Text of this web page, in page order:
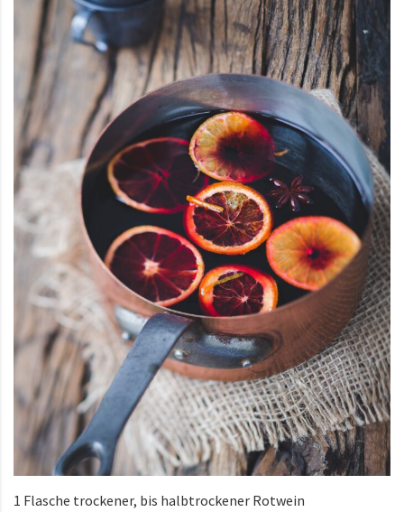
1 Flasche trockener, bis halbtrockener Rotwein